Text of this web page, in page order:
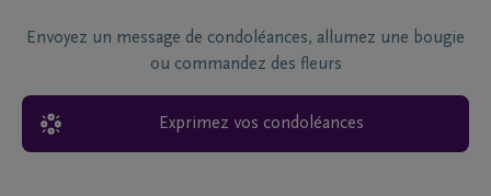
Envoyez un message de condoléances, allumez une bougie
ou commandez des fleurs
Exprimez vos condoléances